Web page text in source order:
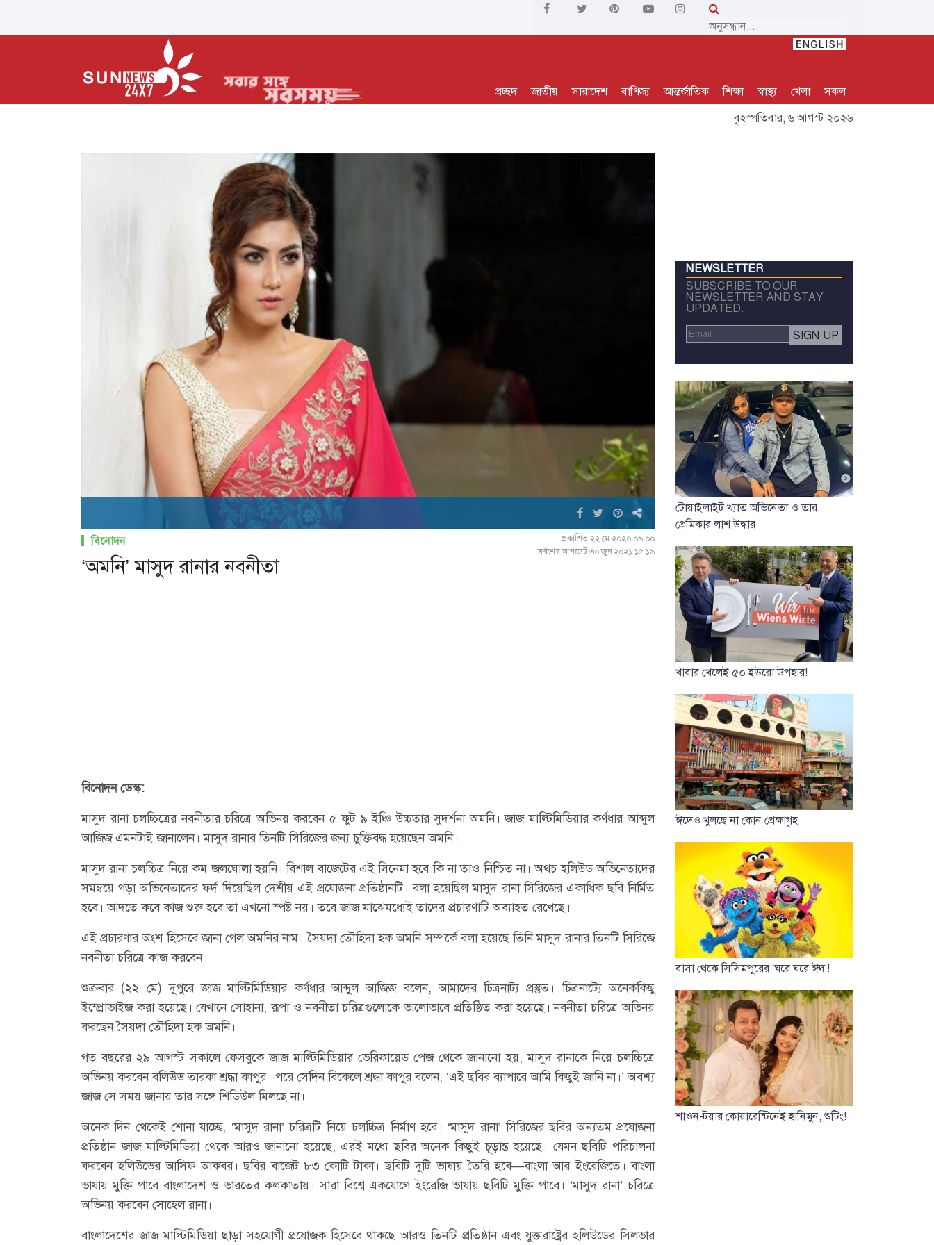
প্রচ্ছদ জাতীয় সারাদেশ বাণিজ্য আন্তর্জাতিক শিক্ষা স্বাস্থ্য খেলা
সকল
বৃহস্পতিবার, ৬ আগস্ট ২০২৬
বিনোদন
প্রকাশিত ২২ মে ২০২০ ০৯:০০
সর্বশেষ আপডেট ৩০ জুন ২০২১ ১৫:১৯
‘অমনি’ মাসুদ রানার নবনীতা
বিনোদন ডেস্ক:
মাসুদ রানা চলচ্চিত্রের নবনীতার চরিত্রে অভিনয় করবেন ৫ ফুট ৯ ইঞ্চি উচ্চতার সুদর্শনা অমনি। জাজ মাল্টিমিডিয়ার কর্ণধার আব্দুল
আজিজ এমনটাই জানালেন। মাসুদ রানার তিনটি সিরিজের জন্য চুক্তিবদ্ধ হয়েছেন অমনি।
মাসুদ রানা চলচ্চিত্র নিয়ে কম জলঘোলা হয়নি। বিশাল বাজেটের এই সিনেমা হবে কি না তাও নিশ্চিত না। অথচ হলিউড অভিনেতাদের
সমন্বয়ে গড়া অভিনেতাদের ফর্দ দিয়েছিল দেশীয় এই প্রযোজনা প্রতিষ্ঠানটি। বলা হয়েছিল মাসুদ রানা সিরিজের একাধিক ছবি নির্মিত
হবে। আদতে কবে কাজ শুরু হবে তা এখনো স্পষ্ট নয়। তবে জাজ মাঝেমধ্যেই তাদের প্রচারণাটি অব্যাহত রেখেছে।
এই প্রচারণার অংশ হিসেবে জানা গেল অমনির নাম। সৈয়দা তৌহিদা হক অমনি সম্পর্কে বলা হয়েছে তিনি মাসুদ রানার তিনটি সিরিজে
নবনীতা চরিত্রে কাজ করবেন।
শুক্রবার (২২ মে) দুপুরে জাজ মাল্টিমিডিয়ার কর্ণধার আব্দুল আজিজ বলেন, আমাদের চিত্রনাট্য প্রস্তুত। চিত্রনাট্যে অনেককিছু
ইম্প্রোভাইজ করা হয়েছে। যেখানে সোহানা, রূপা ও নবনীতা চরিত্রগুলোকে ভালোভাবে প্রতিষ্ঠিত করা হয়েছে। নবনীতা চরিত্রে অভিনয়
করছেন সৈয়দা তৌহিদা হক অমনি।
গত বছরের ২৯ আগস্ট সকালে ফেসবুকে জাজ মাল্টিমিডিয়ার ভেরিফায়েড পেজ থেকে জানানো হয়, মাসুদ রানাকে নিয়ে চলচ্চিত্রে
অভিনয় করবেন বলিউড তারকা শ্রদ্ধা কাপুর। পরে সেদিন বিকেলে শ্রদ্ধা কাপুর বলেন, ‘এই ছবির ব্যাপারে আমি কিছুই জানি না।’ অবশ্য
জাজ সে সময় জানায় তার সঙ্গে শিডিউল মিলছে না।
অনেক দিন থেকেই শোনা যাচ্ছে, ‘মাসুদ রানা’ চরিত্রটি নিয়ে চলচ্চিত্র নির্মাণ হবে। ‘মাসুদ রানা’ সিরিজের ছবির অন্যতম প্রযোজনা
প্রতিষ্ঠান জাজ মাল্টিমিডিয়া থেকে আরও জানানো হয়েছে, এরই মধ্যে ছবির অনেক কিছুই চূড়ান্ত হয়েছে। যেমন ছবিটি পরিচালনা
করবেন হলিউডের আসিফ আকবর। ছবির বাজেট ৮৩ কোটি টাকা। ছবিটি দুটি ভাষায় তৈরি হবে—বাংলা আর ইংরেজিতে। বাংলা
ভাষায় মুক্তি পাবে বাংলাদেশ ও ভারতের কলকাতায়। সারা বিশ্বে একযোগে ইংরেজি ভাষায় ছবিটি মুক্তি পাবে। ‘মাসুদ রানা’ চরিত্রে
অভিনয় করবেন সোহেল রানা।
বাংলাদেশের জাজ মাল্টিমিডিয়া ছাড়া সহযোগী প্রযোজক হিসেবে থাকছে আরও তিনটি প্রতিষ্ঠান এবং যুক্তরাষ্ট্রের হলিউডের সিলভার
NEWSLETTER
SUBSCRIBE TO OUR
NEWSLETTER AND STAY
UPDATED.
টোয়াইলাইট খ্যাত অভিনেতা ও তার
প্রেমিকার লাশ উদ্ধার
খাবার খেলেই ৫০ ইউরো উপহার!
ঈদেও খুলছে না কোন প্রেক্ষাগৃহ
বাসা থেকে সিসিমপুরের 'ঘরে ঘরে ঈদ'!
শাওন-টয়ার কোয়ারেন্টিনেই হানিমুন, শুটিং!